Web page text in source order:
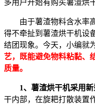
多用户开始有购买薯渣烘
由于薯渣物料含水率高
得不牵扯到薯渣烘干机设
结团现象。今天，小编就
艺，既能避免物料粘黏、
质量。
1、薯渣烘干机采用新
干内部，在旋耙打散装置